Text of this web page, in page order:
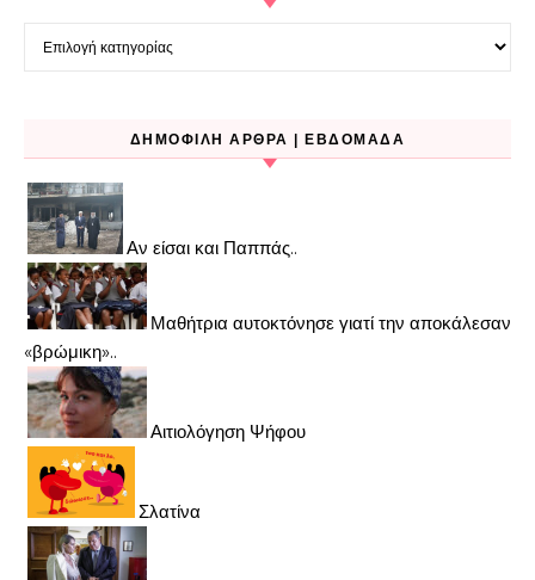
Kατηγορίες
ΔΗΜΟΦΙΛΉ ΆΡΘΡΑ | ΕΒΔΟΜΆΔΑ
Αν είσαι και Παππάς..
Μαθήτρια αυτοκτόνησε γιατί την αποκάλεσαν
«βρώμικη»..
Αιτιολόγηση Ψήφου
Σλατίνα